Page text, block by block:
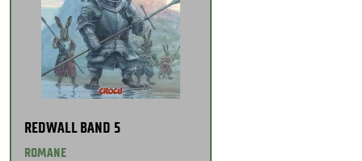
REDWALL BAND 5
ROMANE